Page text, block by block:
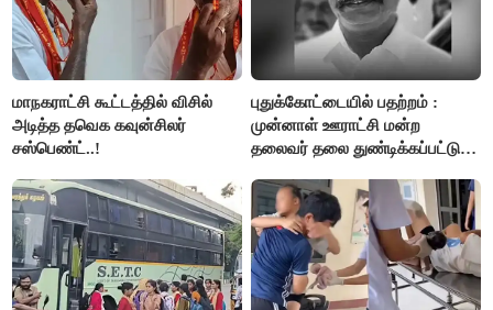
மாநகராட்சி கூட்டத்தில் விசில்
அடித்த தவெக கவுன்சிலர்
சஸ்பெண்ட்..!
புதுக்கோட்டையில் பதற்றம் :
முன்னாள் ஊராட்சி மன்ற
தலைவர் தலை துண்டிக்கப்பட்டு